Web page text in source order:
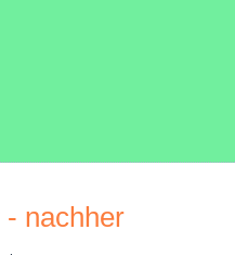
nachher